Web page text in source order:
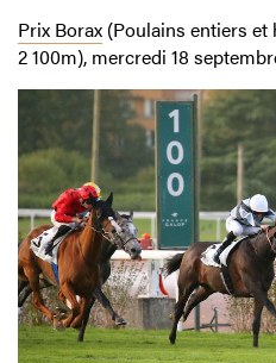
Prix Borax (Poulains entiers et
2 100m), mercredi 18